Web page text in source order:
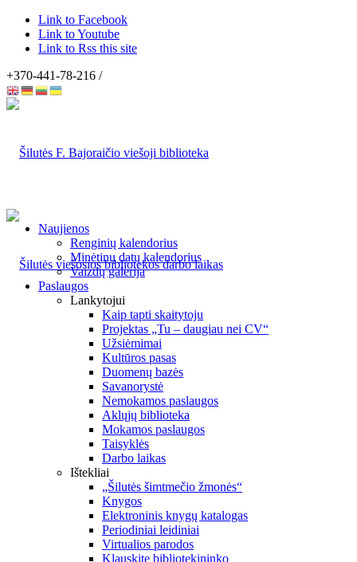
Link to Facebook
Link to Youtube
Link to Rss this site
+370-441-78-216 /
Naujienos
Renginių kalendorius
Minėtinų datų kalendorius
Vaizdų galerija
Paslaugos
Lankytojui
Kaip tapti skaitytoju
Projektas „Tu – daugiau nei CV“
Užsiėmimai
Kultūros pasas
Duomenų bazės
Savanorystė
Nemokamos paslaugos
Aklųjų biblioteka
Mokamos paslaugos
Taisyklės
Darbo laikas
Ištekliai
„Šilutės šimtmečio žmonės“
Knygos
Elektroninis knygų katalogas
Periodiniai leidiniai
Virtualios parodos
Klauskite bibliotekininko